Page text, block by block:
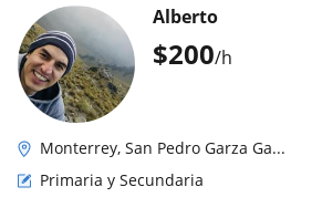
$200/h
Alberto
Monterrey, San Pedro Garza Ga...
Primaria y Secundaria